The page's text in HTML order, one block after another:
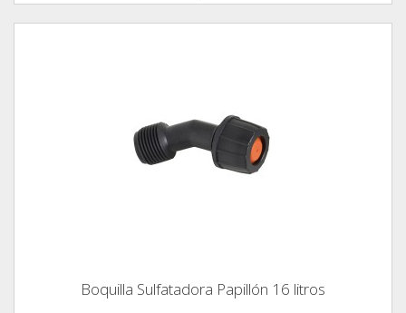
Boquilla Sulfatadora Papillón 16 litros